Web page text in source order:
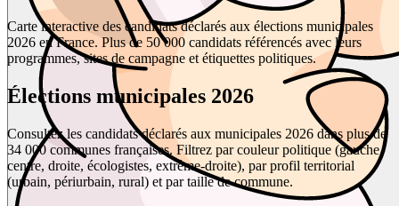
Carte interactive des candidats déclarés aux élections municipales
2026 en France. Plus de 50 000 candidats référencés avec leurs
programmes, sites de campagne et étiquettes politiques.
Élections municipales 2026
Consultez les candidats déclarés aux municipales 2026 dans plus de
34 000 communes françaises. Filtrez par couleur politique (gauche,
centre, droite, écologistes, extrême-droite), par profil territorial
(urbain, périurbain, rural) et par taille de commune.